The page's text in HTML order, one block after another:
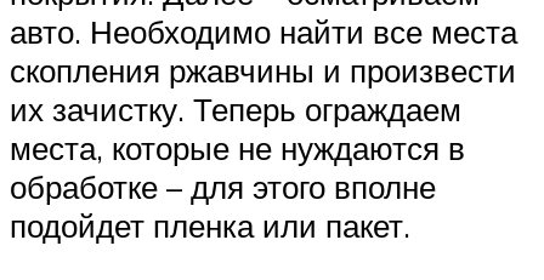
авто. Необходимо найти все места
скопления ржавчины и произвести
их зачистку. Теперь ограждаем
места, которые не нуждаются в
обработке – для этого вполне
подойдет пленка или пакет.